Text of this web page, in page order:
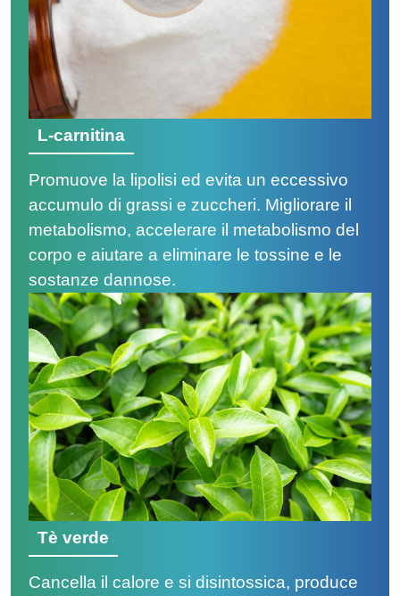
L-carnitina
Promuove la lipolisi ed evita un eccessivo
accumulo di grassi e zuccheri. Migliorare il
metabolismo, accelerare il metabolismo del
corpo e aiutare a eliminare le tossine e le
sostanze dannose.
Tè verde
Cancella il calore e si disintossica, produce